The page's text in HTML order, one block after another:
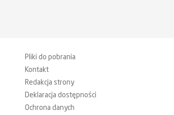
Pliki do pobrania
Kontakt
Redakcja strony
Deklaracja dostępności
Ochrona danych